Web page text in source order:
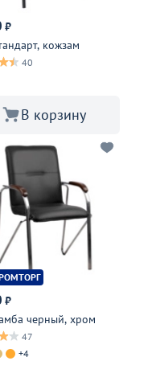
₽
кожзам
40
В корзину
₽
черный, хром
47
+4